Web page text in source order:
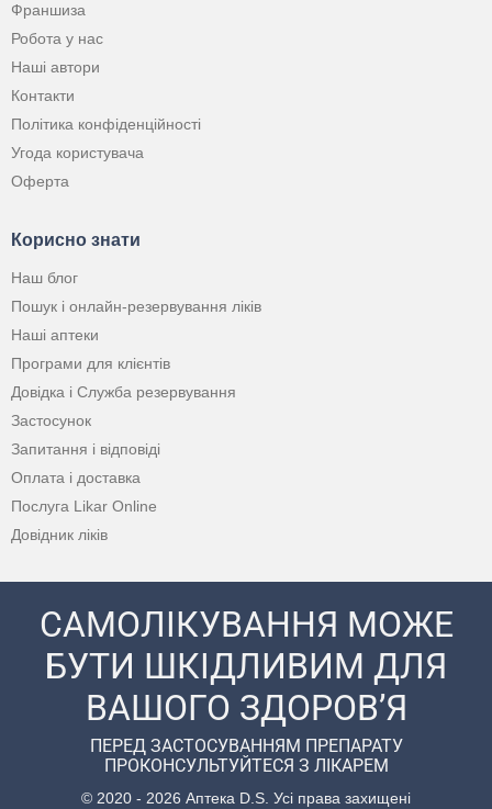
Франшиза
Робота у нас
Наші автори
Контакти
Політика конфіденційності
Угода користувача
Оферта
Корисно знати
Наш блог
Пошук і онлайн-резервування ліків
Наші аптеки
Програми для клієнтів
Довідка і Служба резервування
Застосунок
Запитання і відповіді
Оплата і доставка
Послуга Likar Online
Довідник ліків
САМОЛІКУВАННЯ МОЖЕ
БУТИ ШКІДЛИВИМ ДЛЯ
ВАШОГО ЗДОРОВ’Я
ПЕРЕД ЗАСТОСУВАННЯМ ПРЕПАРАТУ
ПРОКОНСУЛЬТУЙТЕСЯ З ЛІКАРЕМ
© 2020 - 2026 Аптека D.S. Усі права захищені